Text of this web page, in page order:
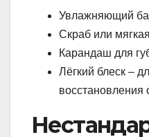
Увлажняющий
Скраб или
Карандаш для
Лёгкий блеск –
восстановления